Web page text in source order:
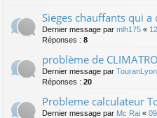
Sieges chauffants qui
Dernier message par mlh175 «
Réponses : 8
problème de
Dernier message par TouranLyon
Réponses : 20
Probleme calculateur
Dernier message par Mc Rai «